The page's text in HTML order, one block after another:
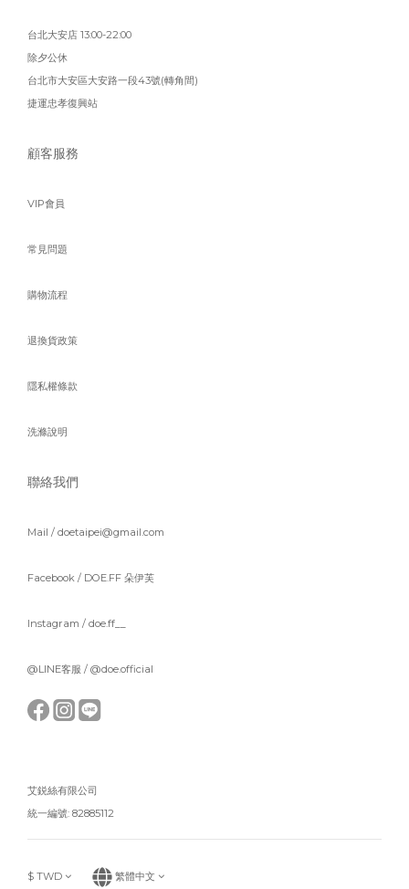
台北大安店 13:00-22:00
除夕公休
台北市大安區大安路一段43號(轉角間)
捷運忠孝復興站
顧客服務
VIP會員
常見問題
購物流程
退換貨政策
隱私權條款
洗滌說明
聯絡我們
Mail / doetaipei@gmail.com
Facebook / DOE.FF 朵伊芙
Instagram / doe.ff__
@LINE客服 / @doe.official
艾鋭絲有限公司
統一編號: 82885112
$ TWD 繁體中文